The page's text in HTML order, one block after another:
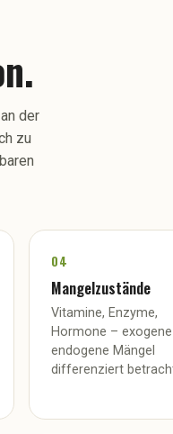
der
zu
04
Mangelzustände
Vitamine, Enzyme,
Hormone – exogene
endogene Mängel
differenziert